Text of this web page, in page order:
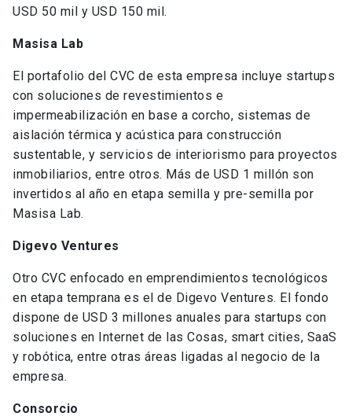
USD 50 mil y USD 150 mil.
Masisa Lab
El portafolio del CVC de esta empresa incluye startups
con soluciones de revestimientos e
impermeabilización en base a corcho, sistemas de
aislación térmica y acústica para construcción
sustentable, y servicios de interiorismo para proyectos
inmobiliarios, entre otros. Más de USD 1 millón son
invertidos al año en etapa semilla y pre-semilla por
Masisa Lab.
Digevo Ventures
Otro CVC enfocado en emprendimientos tecnológicos
en etapa temprana es el de Digevo Ventures. El fondo
dispone de USD 3 millones anuales para startups con
soluciones en Internet de las Cosas, smart cities, SaaS
y robótica, entre otras áreas ligadas al negocio de la
empresa.
Consorcio